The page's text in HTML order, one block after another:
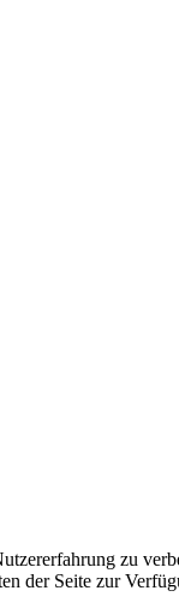
zu
der Seite zur